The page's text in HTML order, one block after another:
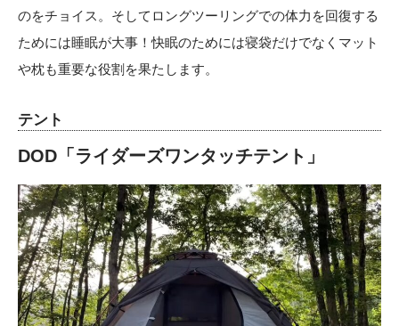
のをチョイス。そしてロングツーリングでの体力を回復する
ためには睡眠が大事！快眠のためには寝袋だけでなくマット
や枕も重要な役割を果たします。
テント
DOD「ライダーズワンタッチテント」